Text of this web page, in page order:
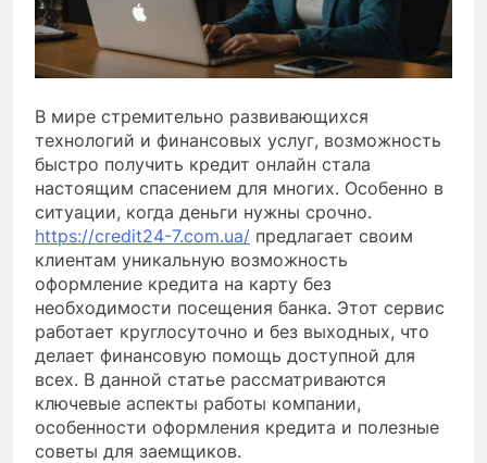
В мире стремительно развивающихся
технологий и финансовых услуг, возможность
быстро получить кредит онлайн стала
настоящим спасением для многих. Особенно в
ситуации, когда деньги нужны срочно.
https://credit24-7.com.ua/ предлагает своим
клиентам уникальную возможность
оформление кредита на карту без
необходимости посещения банка. Этот сервис
работает круглосуточно и без выходных, что
делает финансовую помощь доступной для
всех. В данной статье рассматриваются
ключевые аспекты работы компании,
особенности оформления кредита и полезные
советы для заемщиков.